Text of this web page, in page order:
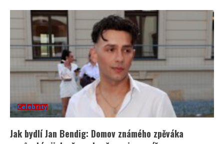
Celebrity
Jak bydlí Jan Bendig: Domov známého zpěváka